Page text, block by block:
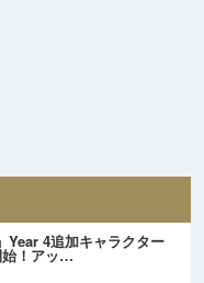
Year 4追加キャラクター
始！アッ…